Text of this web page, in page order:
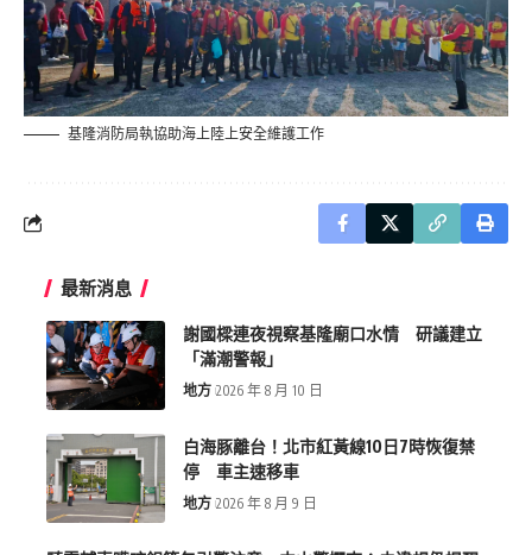
基隆消防局執協助海上陸上安全維護工作
最新消息
謝國樑連夜視察基隆廟口水情 研議建立
「滿潮警報」
地方 2026 年 8 月 10 日
白海豚離台！北市紅黃線10日7時恢復禁
停 車主速移車
地方 2026 年 8 月 9 日